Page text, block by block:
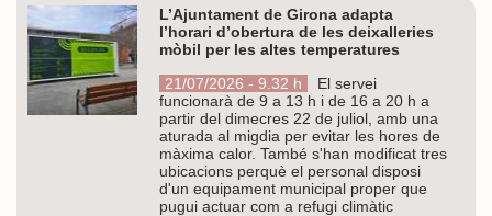
L’Ajuntament de Girona adapta
l’horari d’obertura de les deixalleries
mòbil per les altes temperatures
21/07/2026 - 9.32 h
El servei
funcionarà de 9 a 13 h i de 16 a 20 h a
partir del dimecres 22 de juliol, amb una
aturada al migdia per evitar les hores de
màxima calor. També s'han modificat tres
ubicacions perquè el personal disposi
d'un equipament municipal proper que
pugui actuar com a refugi climàtic